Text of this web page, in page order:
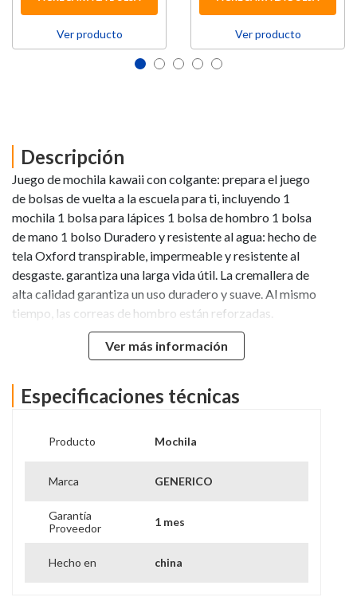
Ver producto Ver producto
Descripción
Juego de mochila kawaii con colgante: prepara el juego
de bolsas de vuelta a la escuela para ti, incluyendo 1
mochila 1 bolsa para lápices 1 bolsa de hombro 1 bolsa
de mano 1 bolso Duradero y resistente al agua: hecho de
tela Oxford transpirable, impermeable y resistente al
desgaste. garantiza una larga vida útil. La cremallera de
alta calidad garantiza un uso duradero y suave. Al mismo
tiempo, las correas de hombro están reforzadas.
garantiza la capacidad de carga del paquete. Gran
capacidad: la mochila y la bolsa de mano proporcionan
suficientemente grande como para almacenar tus
pertenencias diarias. Puedes poner tu laptop. libros y
Ver más información
Especificaciones técnicas
Producto Mochila
Marca GENERICO
Garantía
Proveedor
1 mes
Hecho en china